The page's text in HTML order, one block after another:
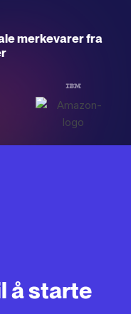
merkevarer fra
å starte